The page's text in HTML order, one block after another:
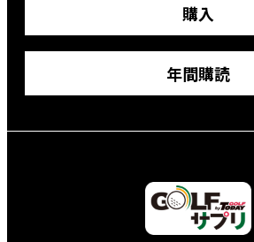
購入
年間購読